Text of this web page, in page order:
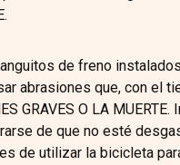
de freno
abrasiones que, con el
GRAVES O LA
de que no esté
de utilizar la bicicleta